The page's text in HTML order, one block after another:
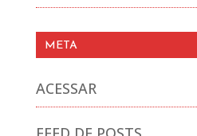
META
ACESSAR